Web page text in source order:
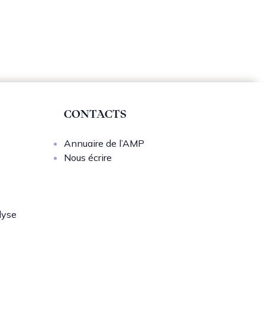
CONTACTS
Annuaire de l’AMP
Nous écrire